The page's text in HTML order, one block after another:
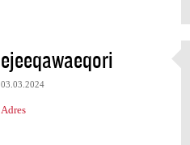
ejeeqawaeqori
03.03.2024
Adres